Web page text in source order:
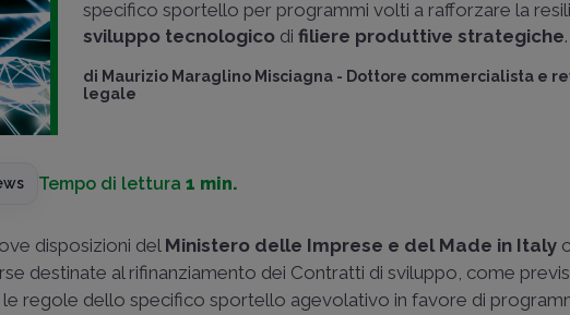
specifico sportello per programmi volti a rafforzare la
sviluppo tecnologico difiliere produttive strategiche.
di Maurizio Maraglino Misciagna - Dottore commercialista e
legale
Tempo di lettura1 min.
disposizioni del Ministero delle Imprese e del Made in Italy
destinate al rifinanziamento dei Contratti di sviluppo, come
le regole dello specifico sportello agevolativo in favore di